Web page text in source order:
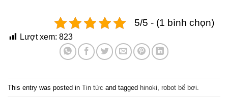
5/5 - (1 bình chọn)
Lượt xem: 823
This entry was posted in Tin tức and tagged hinoki robot bể bơi